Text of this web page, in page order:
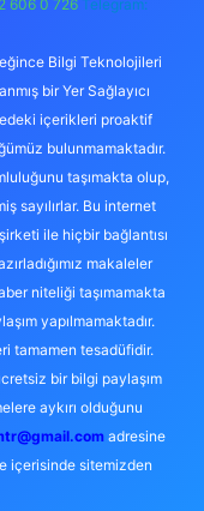
606 0 726 Telegram:
Bilgi Teknolojileri
bir Yer Sağlayıcı
içerikleri proaktif
bulunmamaktadır.
taşımakta olup,
sayılırlar. Bu internet
ile hiçbir bağlantısı
makaleler
niteliği taşımamakta
yapılmamaktadır.
tamamen tesadüfidir.
bir bilgi paylaşım
aykırı olduğunu
adresine
içerisinde sitemizden